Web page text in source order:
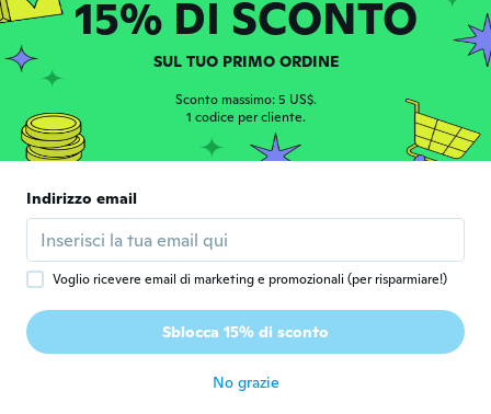
F Iscrizione dal 2019 · 4 recensioni
J Jonathan
circa 3 anni fa
Christian
Iscrizione dal 2022 · 12 recensioni
15% DI SCONTO
SUL TUO PRIMO ORDINE
Sconto massimo: 5 US$.
1 codice per cliente.
Indirizzo email
Voglio ricevere email di marketing e promozionali (per risparmiare!)
Sblocca 15% di sconto
No grazie